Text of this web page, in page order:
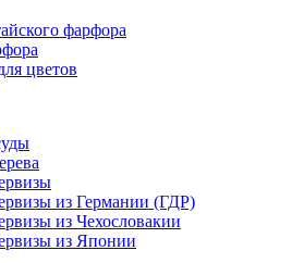
фарфора
цветов
из Германии (ГДР)
из Чехословакии
из Японии